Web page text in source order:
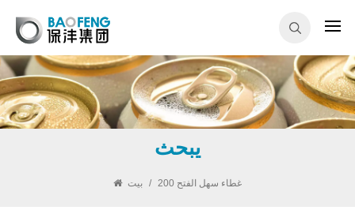
يبحث
/ 200 غطاء سهل الفتح